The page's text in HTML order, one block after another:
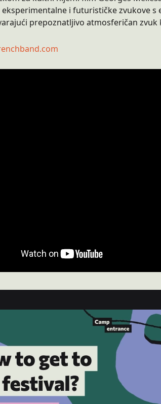
i futurističke zvukove
prepoznatljivo atmosferičan